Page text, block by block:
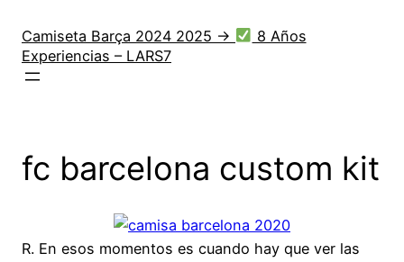
contenido
Camiseta Barça 2024 2025 →
8 Años
Experiencias – LARS7
fc barcelona custom kit
R. En esos momentos es cuando hay que ver las